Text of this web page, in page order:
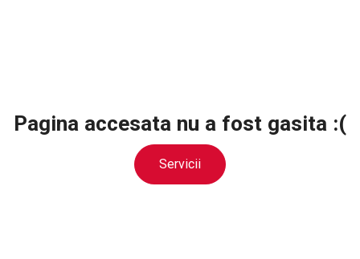
Pagina accesata nu a fost gasita :(
Servicii